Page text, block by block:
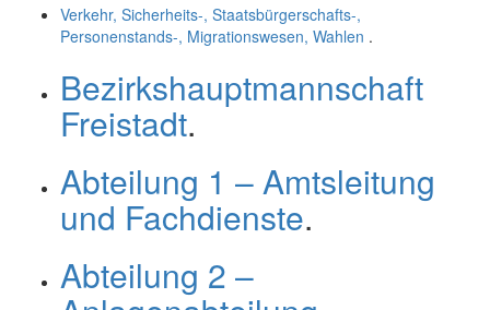
Verkehr, Sicherheits-, Staatsbürgerschafts-,
Personenstands-, Migrationswesen, Wahlen .
Bezirkshauptmannschaft
Freistadt.
Abteilung 1 – Amtsleitung
und Fachdienste.
Abteilung 2 –